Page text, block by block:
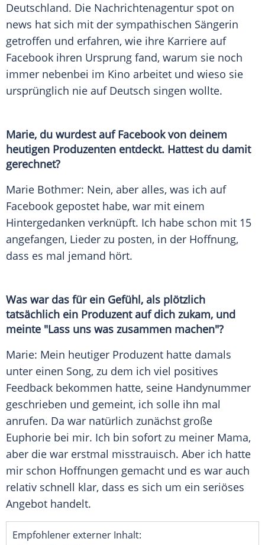
Deutschland. Die Nachrichtenagentur spot on
news hat sich mit der sympathischen Sängerin
getroffen und erfahren, wie ihre Karriere auf
Facebook ihren Ursprung fand, warum sie noch
immer nebenbei im Kino arbeitet und wieso sie
ursprünglich nie auf Deutsch singen wollte.
Marie, du wurdest aufFacebookvon deinem
heutigen Produzenten entdeckt. Hattest du damit
gerechnet?
Marie Bothmer: Nein, aber alles, was ich auf
Facebook gepostet habe, war mit einem
Hintergedanken verknüpft. Ich habe schon mit 15
angefangen, Lieder zu posten, in der Hoffnung,
dass es mal jemand hört.
Was war das für ein Gefühl, als plötzlich
tatsächlich ein Produzent auf dich zukam, und
meinte "Lass uns was zusammen machen"?
Marie: Mein heutiger Produzent hatte damals
unter einen Song, zu dem ich viel positives
Feedback bekommen hatte, seine Handynummer
geschrieben und gemeint, ich solle ihn mal
anrufen. Da war natürlich zunächst große
Euphorie bei mir. Ich bin sofort zu meiner Mama,
aber die war erstmal misstrauisch. Aber ich hatte
mir schon Hoffnungen gemacht und es war auch
relativ schnell klar, dass es sich um ein seriöses
Angebot handelt.
Empfohlener externer Inhalt: